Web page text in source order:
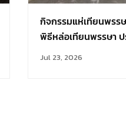
กิจกรรมแห่เทียนพรร
พิธีหล่อเทียนพรรษา ป
Jul 23, 2026